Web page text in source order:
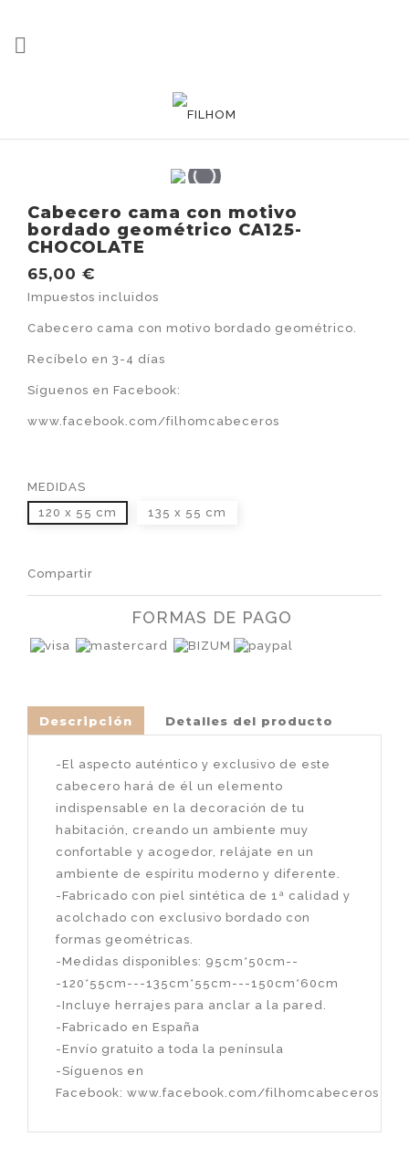

Cabecero cama con motivo
bordado geométrico CA125-
CHOCOLATE
65,00 €
Impuestos incluidos
Cabecero cama con motivo bordado geométrico.
Recíbelo en 3-4 días
Síguenos en Facebook:
www.facebook.com/filhomcabeceros
MEDIDAS
120 x 55 cm
135 x 55 cm
Compartir
FORMAS DE PAGO
Descripción Detalles del producto
-El aspecto auténtico y exclusivo de este
cabecero hará de él un elemento
indispensable en la decoración de tu
habitación, creando un ambiente muy
confortable y acogedor, relájate en un
ambiente de espíritu moderno y diferente.
-Fabricado con piel sintética de 1ª calidad y
acolchado con exclusivo bordado con
formas geométricas.
-Medidas disponibles: 95cm*50cm--
-120*55cm---135cm*55cm---150cm*60cm
-Incluye herrajes para anclar a la pared.
-Fabricado en España
-Envío gratuito a toda la península
-Síguenos en
Facebook: www.facebook.com/filhomcabeceros